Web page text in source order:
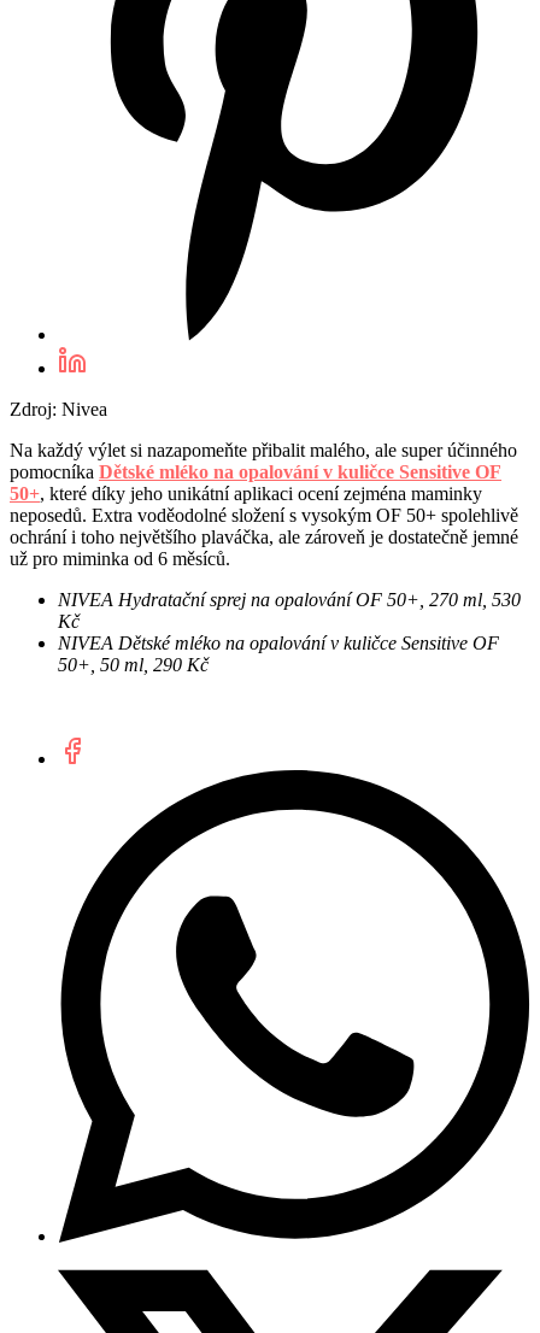
Zdroj: Nivea
Na každý výlet si nazapomeňte přibalit malého, ale super účinného
pomocníka Dětské mléko na opalování v kuličce Sensitive OF
50+, které díky jeho unikátní aplikaci ocení zejména maminky
neposedů. Extra voděodolné složení s vysokým OF 50+ spolehlivě
ochrání i toho největšího plaváčka, ale zároveň je dostatečně jemné
už pro miminka od 6 měsíců.
NIVEA Hydratační sprej na opalování OF 50+, 270 ml, 530
Kč
NIVEA Dětské mléko na opalování v kuličce Sensitive OF
50+, 50 ml, 290 Kč